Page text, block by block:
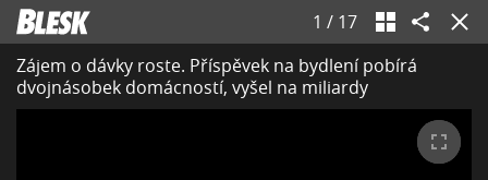
1 / 17
Zájem o dávky roste. Příspěvek na bydlení pobírá
dvojnásobek domácností, vyšel na miliardy